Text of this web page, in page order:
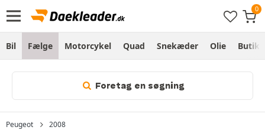
Bil Fælge Motorcykel Quad Snekæder Olie Butik
Foretag en søgning
Peugeot 2008